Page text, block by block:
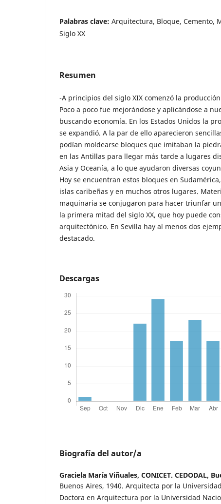
Palabras clave: Arquitectura, Bloque, Cemento,
Siglo XX
Resumen
-A principios del siglo XIX comenzó la
Poco a poco fue mejorándose y aplicándose a
buscando economía. En los Estados Unidos la
se expandió. A la par de ello aparecieron
podían moldearse bloques que imitaban la
en las Antillas para llegar más tarde a lugares
Asia y Oceanía, a lo que ayudaron diversas
Hoy se encuentran estos bloques en
islas caribeñas y en muchos otros lugares.
maquinaria se conjugaron para hacer triunfar
la primera mitad del siglo XX, que hoy puede
arquitectónico. En Sevilla hay al menos dos
destacado.
Descargas
Biografía del autor/a
Graciela María Viñuales, CONICET. CEDODAL,
Buenos Aires, 1940. Arquitecta por la
Doctora en Arquitectura por la Universidad